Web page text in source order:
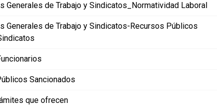
Generales de Trabajo y Sindicatos_Normatividad Laboral
Generales de Trabajo y Sindicatos-Recursos Públicos
Sancionados
que ofrecen